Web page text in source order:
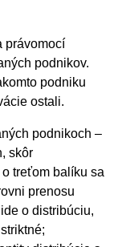
právomocí
podnikov.
podniku
ostali.
podnikoch –
skôr
treťom balíku sa
prenosu
o distribúciu,